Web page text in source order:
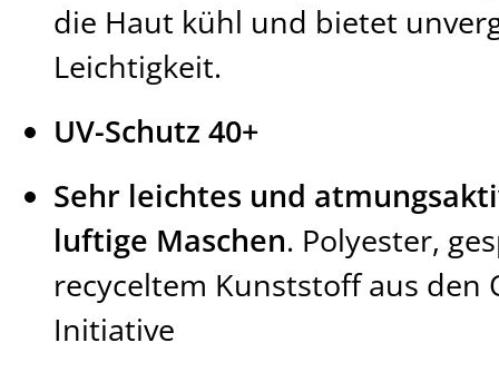
die Haut kühl und bietet
Leichtigkeit.
UV-Schutz 40+
Sehr leichtes und
luftige Maschen. Polyester,
recyceltem Kunststoff aus den
Initiative